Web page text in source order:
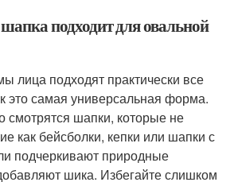
подходит для овальной
лица подходят практически все
это самая универсальная форма.
смотрятся шапки, которые не
как бейсболки, кепки или шапки с
подчеркивают природные
шика. Избегайте слишком